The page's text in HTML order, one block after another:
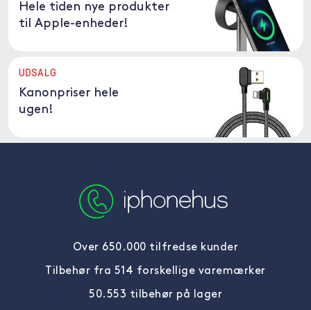
Hele tiden nye produkter
til Apple-enheder!
UDSALG
Kanonpriser hele
ugen!
Over 650.000 tilfredse kunder
Tilbehør fra 514 forskellige varemærker
50.553 tilbehør på lager